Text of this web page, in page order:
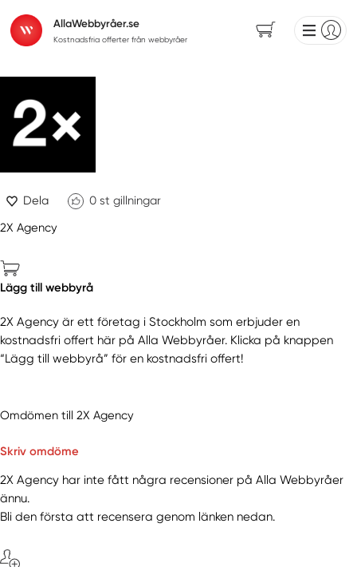
AllaWebbyråer.se
Kostnadsfria offerter från webbyråer
Dela 0 st gillningar
2X Agency
Lägg till webbyrå
2X Agency är ett företag i Stockholm som erbjuder en
kostnadsfri offert här på Alla Webbyråer. Klicka på knappen
“Lägg till webbyrå” för en kostnadsfri offert!
Omdömen till 2X Agency
Skriv omdöme
2X Agency har inte fått några recensioner på Alla Webbyråer
ännu.
Bli den första att recensera genom länken nedan.